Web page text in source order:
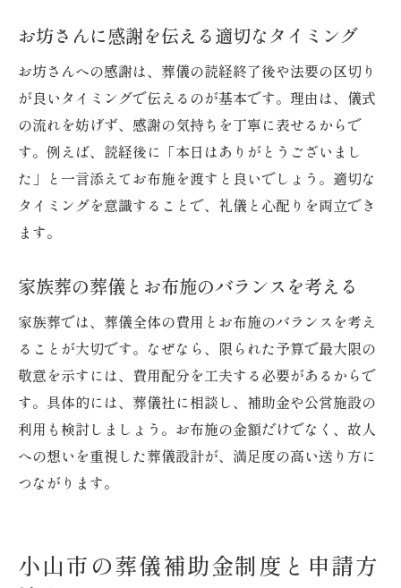
お坊さんに感謝を伝える適切なタイミング
お坊さんへの感謝は、葬儀の読経終了後や法要の区切り
が良いタイミングで伝えるのが基本です。理由は、儀式
の流れを妨げず、感謝の気持ちを丁寧に表せるからで
す。例えば、読経後に「本日はありがとうございまし
た」と一言添えてお布施を渡すと良いでしょう。適切な
タイミングを意識することで、礼儀と心配りを両立でき
ます。
家族葬の葬儀とお布施のバランスを考える
家族葬では、葬儀全体の費用とお布施のバランスを考え
ることが大切です。なぜなら、限られた予算で最大限の
敬意を示すには、費用配分を工夫する必要があるからで
す。具体的には、葬儀社に相談し、補助金や公営施設の
利用も検討しましょう。お布施の金額だけでなく、故人
への想いを重視した葬儀設計が、満足度の高い送り方に
つながります。
小山市の葬儀補助金制度と申請方